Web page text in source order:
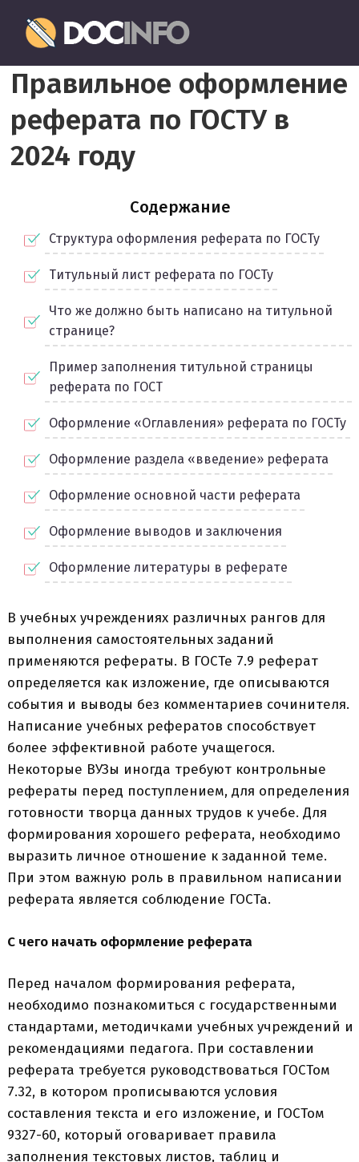
перейти
к
содержимому
оформление
и
заполнение
документов
Правильное оформление
реферата по ГОСТУ в
2024 году
Содержание
Структура оформления реферата по ГОСТу
Титульный лист реферата по ГОСТу
Что же должно быть написано на титульной
странице?
Пример заполнения титульной страницы
реферата по ГОСТ
Оформление «Оглавления» реферата по ГОСТу
Оформление раздела «введение» реферата
Оформление основной части реферата
Оформление выводов и заключения
Оформление литературы в реферате
В учебных учреждениях различных рангов для
выполнения самостоятельных заданий
применяются рефераты. В ГОСТе 7.9 реферат
определяется как изложение, где описываются
события и выводы без комментариев сочинителя.
Написание учебных рефератов способствует
более эффективной работе учащегося.
Некоторые ВУЗы иногда требуют контрольные
рефераты перед поступлением, для определения
готовности творца данных трудов к учебе. Для
формирования хорошего реферата, необходимо
выразить личное отношение к заданной теме.
При этом важную роль в правильном написании
реферата является соблюдение ГОСТа.
С чего начать оформление реферата
Перед началом формирования реферата,
необходимо познакомиться с государственными
стандартами, методичками учебных учреждений и
рекомендациями педагога. При составлении
реферата требуется руководствоваться ГОСТом
7.32, в котором прописываются условия
составления текста и его изложение, и ГОСТом
9327-60, который оговаривает правила
заполнения текстовых листов, таблиц и